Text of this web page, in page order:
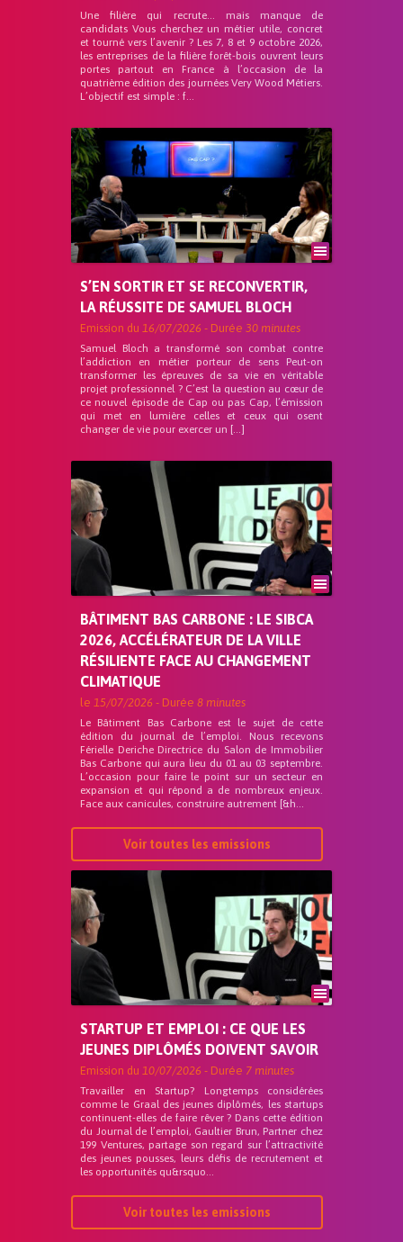
Une filière qui recrute… mais manque de
candidats Vous cherchez un métier utile, concret
et tourné vers l’avenir ? Les 7, 8 et 9 octobre 2026,
les entreprises de la filière forêt-bois ouvrent leurs
portes partout en France à l’occasion de la
quatrième édition des journées Very Wood Métiers.
L’objectif est simple : f...
S’EN SORTIR ET SE RECONVERTIR,
LA RÉUSSITE DE SAMUEL BLOCH
Emission du 16/07/2026 - Durée 30 minutes
Samuel Bloch a transformé son combat contre
l’addiction en métier porteur de sens Peut-on
transformer les épreuves de sa vie en véritable
projet professionnel ? C’est la question au cœur de
ce nouvel épisode de Cap ou pas Cap, l’émission
qui met en lumière celles et ceux qui osent
changer de vie pour exercer un […]
BÂTIMENT BAS CARBONE : LE SIBCA
2026, ACCÉLÉRATEUR DE LA VILLE
RÉSILIENTE FACE AU CHANGEMENT
CLIMATIQUE
le 15/07/2026 - Durée 8 minutes
Le Bâtiment Bas Carbone est le sujet de cette
édition du journal de l’emploi. Nous recevons
Férielle Deriche Directrice du Salon de Immobilier
Bas Carbone qui aura lieu du 01 au 03 septembre.
L’occasion pour faire le point sur un secteur en
expansion et qui répond a de nombreux enjeux.
Face aux canicules, construire autrement [&h...
Voir toutes les emissions
STARTUP ET EMPLOI : CE QUE LES
JEUNES DIPLÔMÉS DOIVENT SAVOIR
Emission du 10/07/2026 - Durée 7 minutes
Travailler en Startup? Longtemps considérées
comme le Graal des jeunes diplômés, les startups
continuent-elles de faire rêver ? Dans cette édition
du Journal de l’emploi, Gaultier Brun, Partner chez
199 Ventures, partage son regard sur l’attractivité
des jeunes pousses, leurs défis de recrutement et
les opportunités qu&rsquo...
Voir toutes les emissions